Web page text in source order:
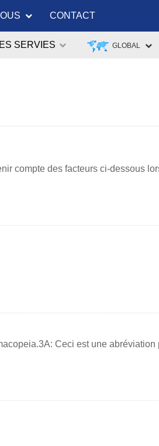
CONTACT
GLOBAL
SERVIES
compte des facteurs ci-dessous
Ceci est une